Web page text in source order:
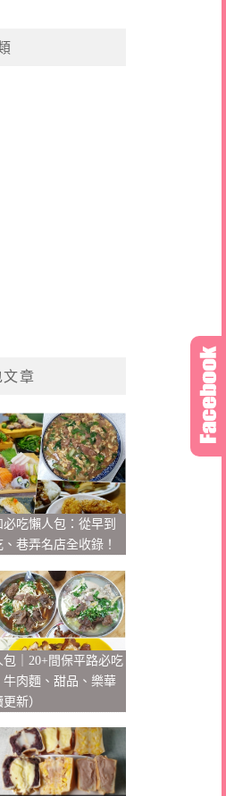
文章
必吃懶人包：從早到
巷弄名店全收錄！
｜20+間保平路必吃
肉麵、甜品、樂華
新）